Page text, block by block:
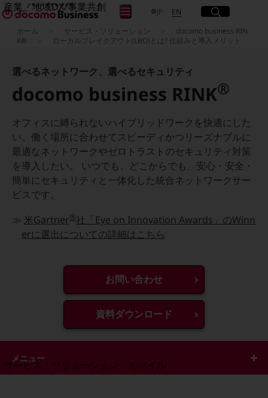
産業・地域DX/事業共創
OPEN HUB for Plural Futures
自律・分散・協調型社会の実現を目指し、
イベント/ウェビナー
記事コンテンツ
プレイヤー(カタリスト/パートナー企業)
Smart World
産業・地域DXプラットフォーマーとして
企業と地域が持続成長する社会を目指します
Smart City
Smart Education
Smart Healthcare
Smart Industry
Smart Worksite
生成AI(Generative AI)
地域の取り組み
地域経済のさらなる活性化に取り組みます
LGPF(Local Government Platform)
別ウィンドウで開きます
サービス・ソリューション・モバイル
サービス・ソリューションTOP
JP 日本語
EN Englishサイト内検索
開く
メニュー
開く
フリーワードでNTTドコモビジネスの
取り組みを検索
検索する
ホーム サービス・ソリューション
docomo business RIN
K®
ローカルブレイクアウト(LBO)とは? 仕組みと導入メリット
選べるネットワーク、選べるセキュリティ
docomo business RINK®
オフィスに縛られないハイブリッドワークを快適にした
い。働く場所に合わせてスピーディかつリーズナブルに
最適なネットワークやゼロトラストのセキュリティ対策
を導入したい。 いつでも、どこからでも、安心・安全・
簡単にセキュリティと一体化した統合ネットワークサー
ビスです。
≫ 米Gartner®社「Eye on Innovation Awards」のWinn
erに選出についての詳細はこちら
お問い合わせ
資料ダウンロード
メニュー